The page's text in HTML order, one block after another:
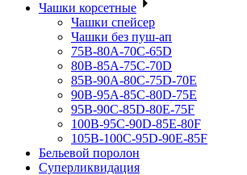
Чашки корсетные
Чашки спейсер
Чашки без пуш-ап
75В-80А-70С-65D
80В-85А-75С-70D
85В-90А-80С-75D-70E
90B-95A-85C-80D-75E
95B-90C-85D-80E-75F
100B-95C-90D-85E-80F
105B-100C-95D-90E-85F
Бельевой поролон
Суперликвидация